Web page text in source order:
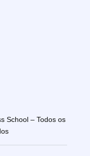
School – Todos os